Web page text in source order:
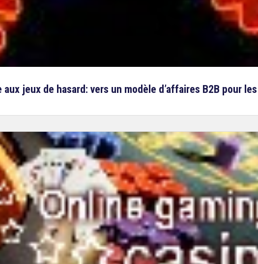
jeux de hasard: vers un modèle d’affaires B2B pour